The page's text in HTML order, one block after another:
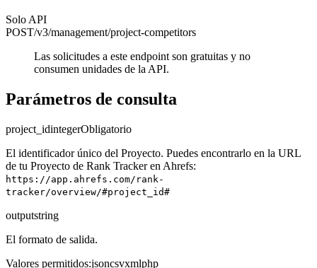
Solo API
POST/v3/management/project-competitors
Las solicitudes a este endpoint son gratuitas y no
consumen unidades de la API.
Parámetros de consulta
project_idintegerObligatorio
El identificador único del Proyecto. Puedes encontrarlo en la URL
de tu Proyecto de Rank Tracker en Ahrefs:
https://app.ahrefs.com/rank-
tracker/overview/#project_id#
outputstring
El formato de salida.
Valores permitidos:jsoncsvxmlphp